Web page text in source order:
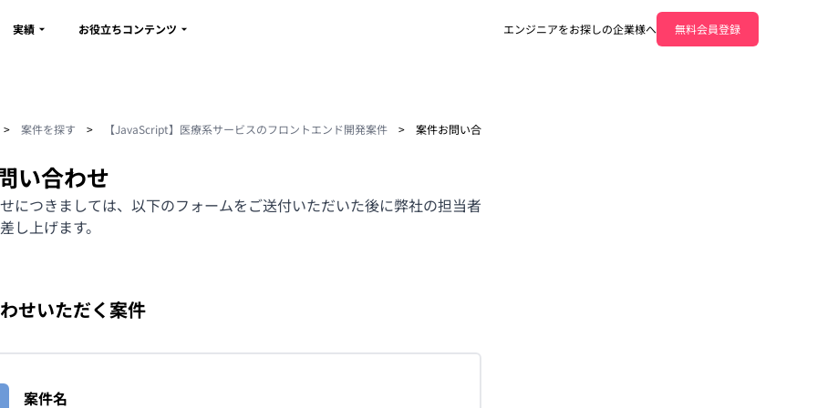
実績 お役立ちコンテンツ エンジニアをお探しの企業様へ 無料会員登録
> 案件を探す > 【JavaScript】医療系サービスのフロントエンド開発案件 > 案件お問い合
い合わせ
につきましては、以下のフォームをご送付いただいた後に弊社の担当者
し上げます。
せいただく案件
案件名